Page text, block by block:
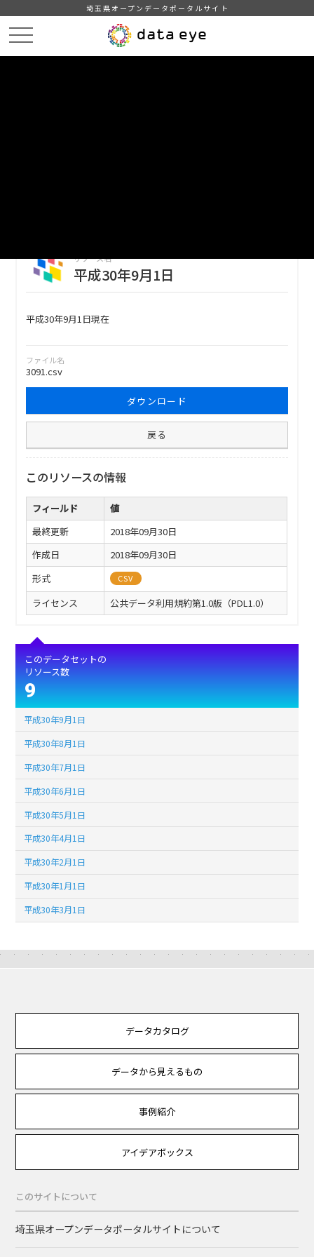
埼玉県オープンデータポータルサイト
リソース名
平成30年9月1日
平成30年9月1日現在
ファイル名
3091.csv
ダウンロード
戻る
このリソースの情報
フィールド
値
最終更新
2018年09月30日
作成日
2018年09月30日
形式
CSV
ライセンス 公共データ利用規約第1.0版（PDL1.0）
このデータセットの
リソース数
9
平成30年9月1日
平成30年8月1日
平成30年7月1日
平成30年6月1日
平成30年5月1日
平成30年4月1日
平成30年2月1日
平成30年1月1日
平成30年3月1日
データカタログ
データから見えるもの
事例紹介
アイデアボックス
このサイトについて
埼玉県オープンデータポータルサイトについて